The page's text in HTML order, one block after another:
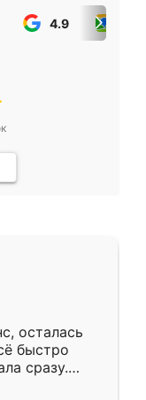
4.9
осталась
быстро
сразу.
к